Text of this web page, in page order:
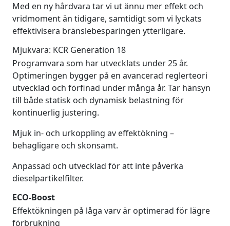
Med en ny hårdvara tar vi ut ännu mer effekt och
vridmoment än tidigare, samtidigt som vi lyckats
effektivisera bränslebesparingen ytterligare.
Mjukvara: KCR Generation 18
Programvara som har utvecklats under 25 år.
Optimeringen bygger på en avancerad reglerteori
utvecklad och förfinad under många år. Tar hänsyn
till både statisk och dynamisk belastning för
kontinuerlig justering.
Mjuk in- och urkoppling av effektökning –
behagligare och skonsamt.
Anpassad och utvecklad för att inte påverka
dieselpartikelfilter.
ECO-Boost
Effektökningen på låga varv är optimerad för lägre
förbrukning